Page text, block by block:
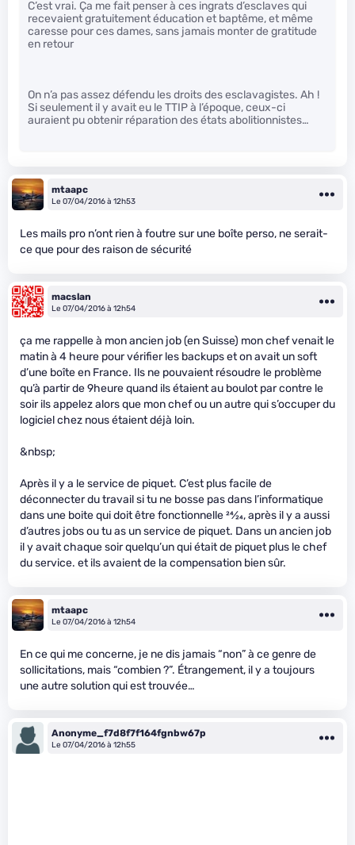
C’est vrai. Ça me fait penser à ces ingrats d’esclaves qui
recevaient gratuitement éducation et baptême, et même
caresse pour ces dames, sans jamais monter de gratitude
en retour
On n’a pas assez défendu les droits des esclavagistes. Ah !
Si seulement il y avait eu le TTIP à l’époque, ceux-ci
auraient pu obtenir réparation des états abolitionnistes…
mtaapc
Le 07/04/2016 à 12h53
Les mails pro n’ont rien à foutre sur une boîte perso, ne serait-
ce que pour des raison de sécurité
macslan
Le 07/04/2016 à 12h54
ça me rappelle à mon ancien job (en Suisse) mon chef venait le
matin à 4 heure pour vérifier les backups et on avait un soft
d’une boîte en France. Ils ne pouvaient résoudre le problème
qu’à partir de 9heure quand ils étaient au boulot par contre le
soir ils appelez alors que mon chef ou un autre qui s’occuper du
logiciel chez nous étaient déjà loin.
&nbsp;
Après il y a le service de piquet. C’est plus facile de
déconnecter du travail si tu ne bosse pas dans l’informatique
dans une boite qui doit être fonctionnelle24⁄24, après il y a aussi
d’autres jobs ou tu as un service de piquet. Dans un ancien job
il y avait chaque soir quelqu’un qui était de piquet plus le chef
du service. et ils avaient de la compensation bien sûr.
mtaapc
Le 07/04/2016 à 12h54
En ce qui me concerne, je ne dis jamais “non” à ce genre de
sollicitations, mais “combien ?”. Étrangement, il y a toujours
une autre solution qui est trouvée…
Anonyme_f7d8f7f164fgnbw67p
Le 07/04/2016 à 12h55